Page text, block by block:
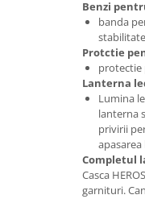
Benzi
banda
stabilitate
Protctie
protectie
Lanterna
Lumina
lanterna
privirii
Completul
Casca
garnituri.